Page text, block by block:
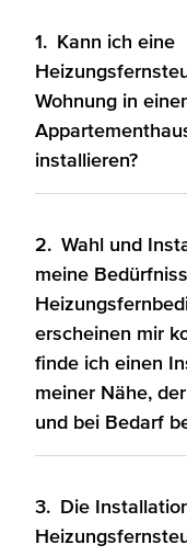
1.
Kann ich eine
Wohnung in
installieren?
2. Wahl und
meine
erscheinen mir
finde ich einen
meiner Nähe,
und bei Bedarf
3.
Die